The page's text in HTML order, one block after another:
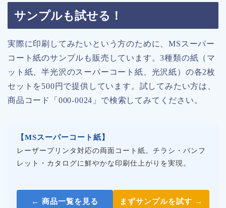
サンプルも試せる！
実際に印刷してみたいという方のために、MSスーパー
コート紙のサンプルも販売しています。3種類の紙（マ
ット紙、半光沢のスーパーコート紙、光沢紙）の各2枚
セットを500円で提供しています。試してみたい方は、
商品コード「000-0024」で検索してみてください。
【MSスーパーコート紙】
レーザープリンタ対応の両面コート紙。チラシ・パンフ
レット・カタログに鮮やかな印刷仕上がりを実現。
← 商品一覧を見る まずサンプルを試す →